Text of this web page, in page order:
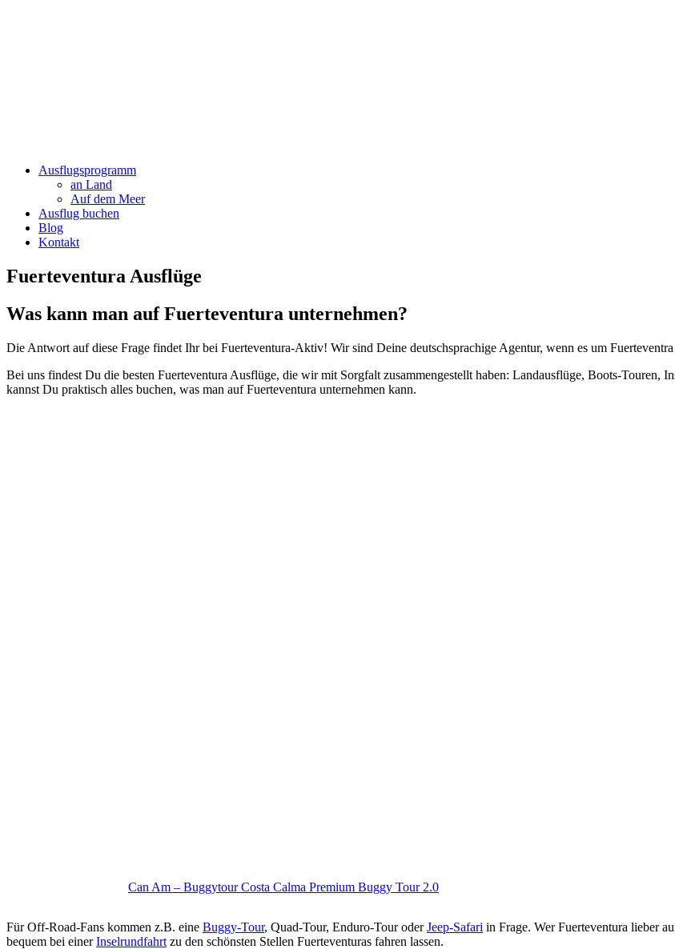
Ausflugsprogramm
an Land
Auf dem Meer
Ausflug buchen
Blog
Kontakt
Fuerteventura Ausflüge
Was kann man auf Fuerteventura unternehmen?
Die Antwort auf diese Frage findet Ihr bei Fuerteventura-Aktiv! Wir sind Deine deutschsprachige Agentur, wenn es um
Bei uns findest Du die besten Fuerteventura Ausflüge, die wir mit Sorgfalt zusammengestellt haben: Landausflüge, Boots-Touren,
kannst Du praktisch alles buchen, was man auf Fuerteventura unternehmen kann.
Can Am – Buggytour Costa Calma Premium Buggy Tour 2.0
Für Off-Road-Fans kommen z.B. eine Buggy-Tour, Quad-Tour, Enduro-Tour oderJeep-Safari in Frage. Wer Fuerteventura lieber
bequem bei einerInselrundfahrt zu den schönsten Stellen Fuerteventuras fahren lassen.